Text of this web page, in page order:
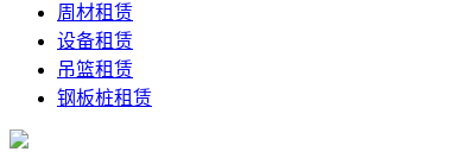
周材租赁
设备租赁
吊篮租赁
钢板桩租赁